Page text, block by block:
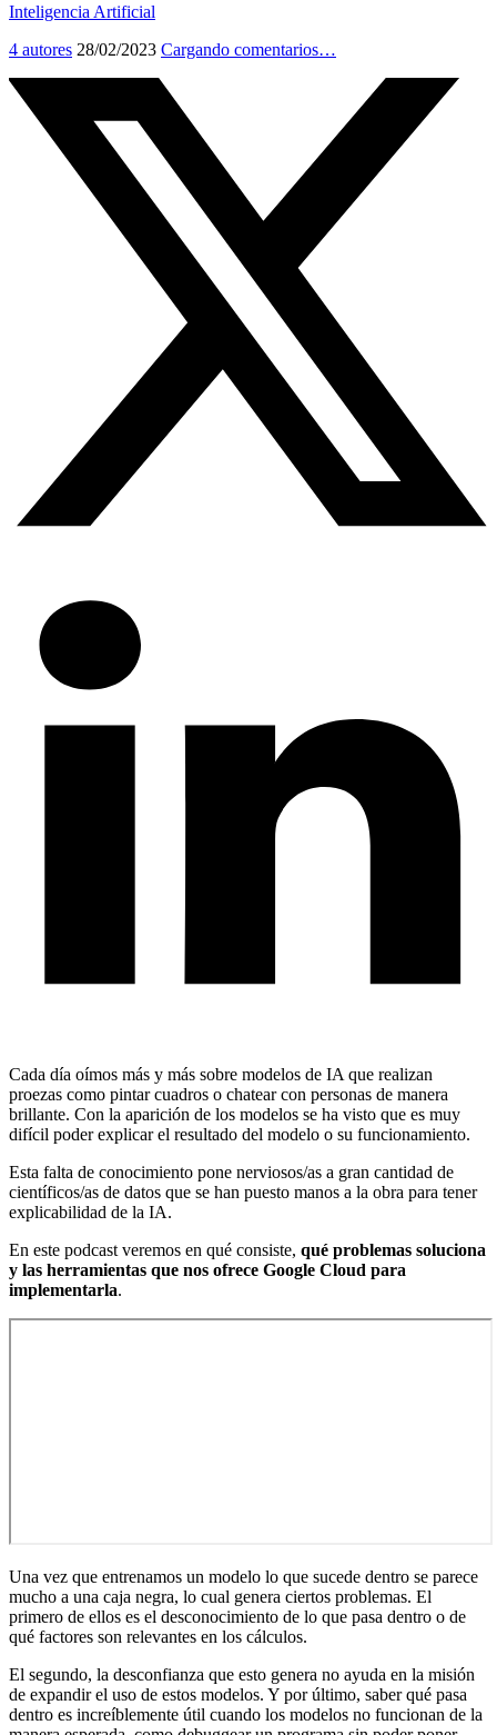
Inteligencia Artificial
4 autores 28/02/2023 Cargando comentarios…
Cada día oímos más y más sobre modelos de IA que realizan
proezas como pintar cuadros o chatear con personas de manera
brillante. Con la aparición de los modelos se ha visto que es muy
difícil poder explicar el resultado del modelo o su funcionamiento.
Esta falta de conocimiento pone nerviosos/as a gran cantidad de
científicos/as de datos que se han puesto manos a la obra para tener
explicabilidad de la IA.
En este podcast veremos en qué consiste, qué problemas soluciona
y las herramientas que nos ofrece Google Cloud para
implementarla.
Una vez que entrenamos un modelo lo que sucede dentro se parece
mucho a una caja negra, lo cual genera ciertos problemas. El
primero de ellos es el desconocimiento de lo que pasa dentro o de
qué factores son relevantes en los cálculos.
El segundo, la desconfianza que esto genera no ayuda en la misión
de expandir el uso de estos modelos. Y por último, saber qué pasa
dentro es increíblemente útil cuando los modelos no funcionan de la